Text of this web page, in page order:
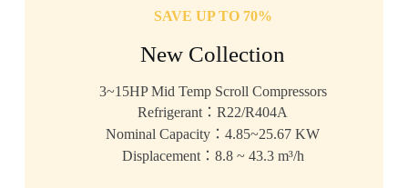
SAVE UP TO 70%
New Collection
3~15HP Mid Temp Scroll Compressors
Refrigerant：R22/R404A
Nominal Capacity：4.85~25.67 KW
Displacement：8.8 ~ 43.3 m³/h